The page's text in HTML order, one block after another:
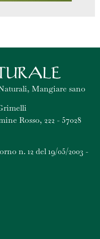
Mangiare sano
Rosso, 222 - 57028
n. 12 del 19/05/2003 -